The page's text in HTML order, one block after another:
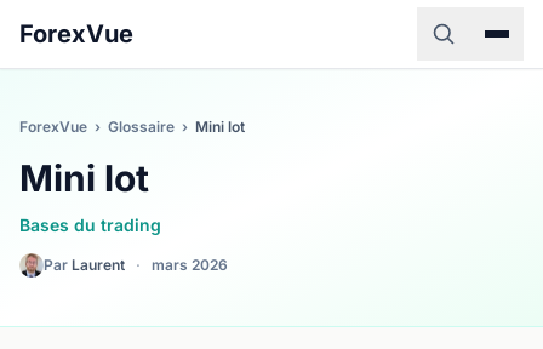
ForexVue
ForexVue › Glossaire › Mini lot
Mini lot
Bases du trading
Par Laurent · mars 2026